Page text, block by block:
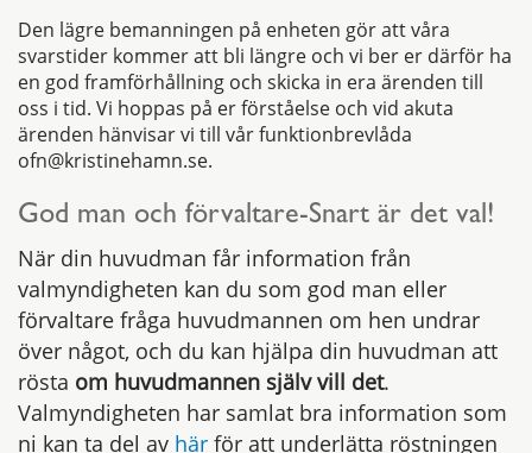
Den lägre bemanningen på enheten gör att våra
svarstider kommer att bli längre och vi ber er därför ha
en god framförhållning och skicka in era ärenden till
oss i tid. Vi hoppas på er förståelse och vid akuta
ärenden hänvisar vi till vår funktionbrevlåda
ofn@kristinehamn.se.
God man och förvaltare-Snart är det val!
När din huvudman får information från
valmyndigheten kan du som god man eller
förvaltare fråga huvudmannen om hen undrar
över något, och du kan hjälpa din huvudman att
rösta om huvudmannen själv vill det.
Valmyndigheten har samlat bra information som
ni kan ta del av här för att underlätta röstningen